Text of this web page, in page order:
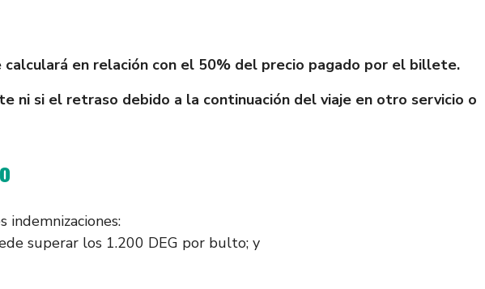
en relación con el 50% del precio pagado por el billete.
ni si el retraso debido a la continuación del viaje en otro servicio o
indemnizaciones:
superar los 1.200 DEG por bulto; y